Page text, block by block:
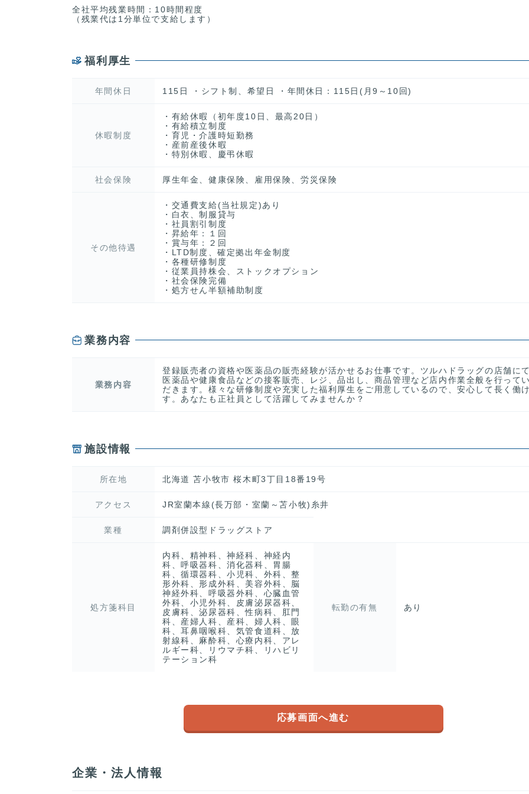
全社平均残業時間：10時間程度
（残業代は1分単位で支給します）
福利厚生
年間休日 115日 ・シフト制、希望日 ・年間休日：115日(月9～10回)
休暇制度
・有給休暇（初年度10日、最高20日）
・有給積立制度
・育児・介護時短勤務
・産前産後休暇
・特別休暇、慶弔休暇
社会保険 厚生年金、健康保険、雇用保険、労災保険
その他待遇
・交通費支給(当社規定)あり
・白衣、制服貸与
・社員割引制度
・昇給年：１回
・賞与年：２回
・LTD制度、確定拠出年金制度
・各種研修制度
・従業員持株会、ストックオプション
・社会保険完備
・処方せん半額補助制度
業務内容
業務内容
登録販売者の資格や医薬品の販売経験が活かせるお仕事です。ツルハドラッグの店舗に
医薬品や健康食品などの接客販売、レジ、品出し、商品管理など店内作業全般を行って
だきます。様々な研修制度や充実した福利厚生をご用意しているので、安心して長く働
す。あなたも正社員として活躍してみませんか？
施設情報
所在地 北海道 苫小牧市 桜木町3丁目18番19号
アクセス JR室蘭本線(長万部・室蘭～苫小牧)糸井
業種 調剤併設型ドラッグストア
処方箋科目
内科、精神科、神経科、神経内
科、呼吸器科、消化器科、胃腸
科、循環器科、小児科、外科、整
形外科、形成外科、美容外科、脳
神経外科、呼吸器外科、心臓血管
外科、小児外科、皮膚泌尿器科、
皮膚科、泌尿器科、性病科、肛門
科、産婦人科、産科、婦人科、眼
科、耳鼻咽喉科、気管食道科、放
射線科、麻酔科、心療内科、アレ
ルギー科、リウマチ科、リハビリ
テーション科
転勤の有無 あり
応募画面へ進む
企業・法人情報